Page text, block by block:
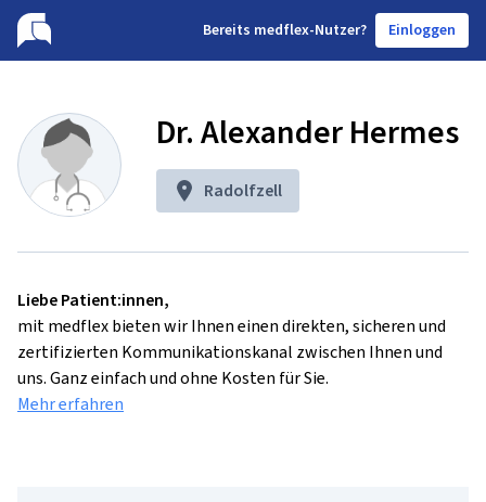
Bereits medflex-Nutzer? Einloggen
Dr. Alexander Hermes
Radolfzell
Liebe Patient:innen,
mit medflex bieten wir Ihnen einen direkten, sicheren und
zertifizierten Kommunikationskanal zwischen Ihnen und
uns. Ganz einfach und ohne Kosten für Sie.
Mehr erfahren